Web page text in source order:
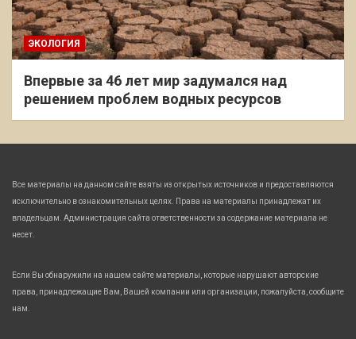
ЭКОЛОГИЯ
Впервые за 46 лет мир задумался над
решением проблем водных ресурсов
Все материалы на данном сайте взяты из открытых источников и предоставляются
исключительно в ознакомительных целях. Права на материалы принадлежат их
владельцам. Администрация сайта ответственности за содержание материала не
несет.
Если Вы обнаружили на нашем сайте материалы, которые нарушают авторские
права, принадлежащие Вам, Вашей компании или организации, пожалуйста, сообщите
нам.